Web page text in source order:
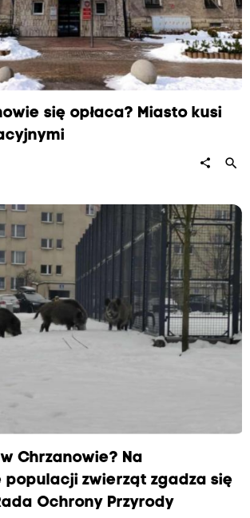
się opłaca? Miasto kusi
share search
Chrzanowie? Na
populacji zwierząt zgadza się
Ochrony Przyrody